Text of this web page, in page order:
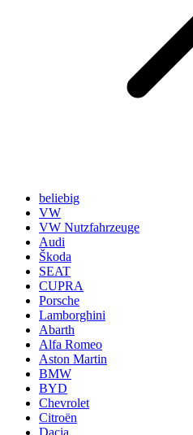
beliebig
VW
VW Nutzfahrzeuge
Audi
Škoda
SEAT
CUPRA
Porsche
Lamborghini
Abarth
Alfa Romeo
Aston Martin
BMW
BYD
Chevrolet
Citroën
Dacia